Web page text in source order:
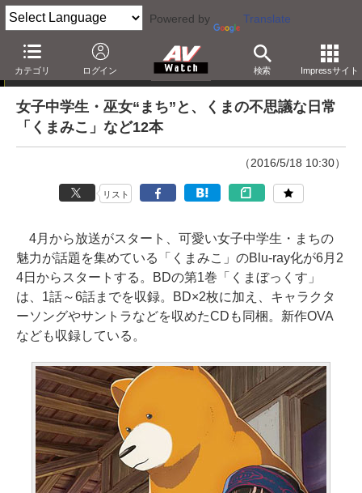
Powered by Translate
カテゴリ ログイン 検索 Impressサイト
「Blu-ray発売日一覧」の更新情報
女子中学生・巫女“まち”と、くまの不思議な日常
「くまみこ」など12本
（2016/5/18 10:30）
リスト
4月から放送がスタート、可愛い女子中学生・まちの
魅力が話題を集めている「くまみこ」のBlu-ray化が6月2
4日からスタートする。BDの第1巻「くまぼっくす」
は、1話～6話までを収録。BD×2枚に加え、キャラクタ
ーソングやサントラなどを収めたCDも同梱。新作OVA
なども収録している。